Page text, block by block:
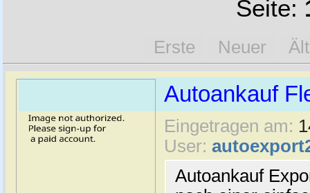
Seite:
Erste Neuer
Autoankauf
Eingetragen am:
User:
Autoankauf